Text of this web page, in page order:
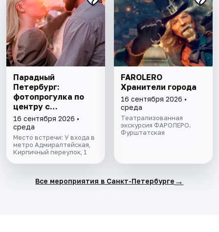
Парадный
Петербург:
фотопрогулка по
центру с
профессиональным
фотографом
16 сентября 2026 •
среда
Место встречи: У входа в
метро Адмиралтейская,
Кирпичный переулок, 1
FAROLERO
Хранители города
16 сентября 2026 •
среда
Театрализованная
экскурсия ФАРОЛЕРО.
Фурштатская
Все мероприятия в Санкт-Петербурге →